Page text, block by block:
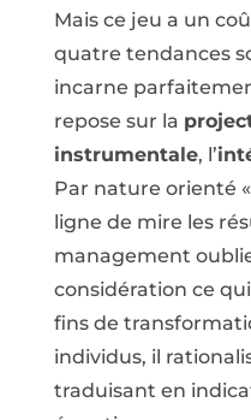
Mais ce jeu a un
quatre tendances
incarne
repose sur la
instrumentale, l’
Par nature orienté
ligne de mire les
management
considération ce
fins de
individus, il
traduisant en